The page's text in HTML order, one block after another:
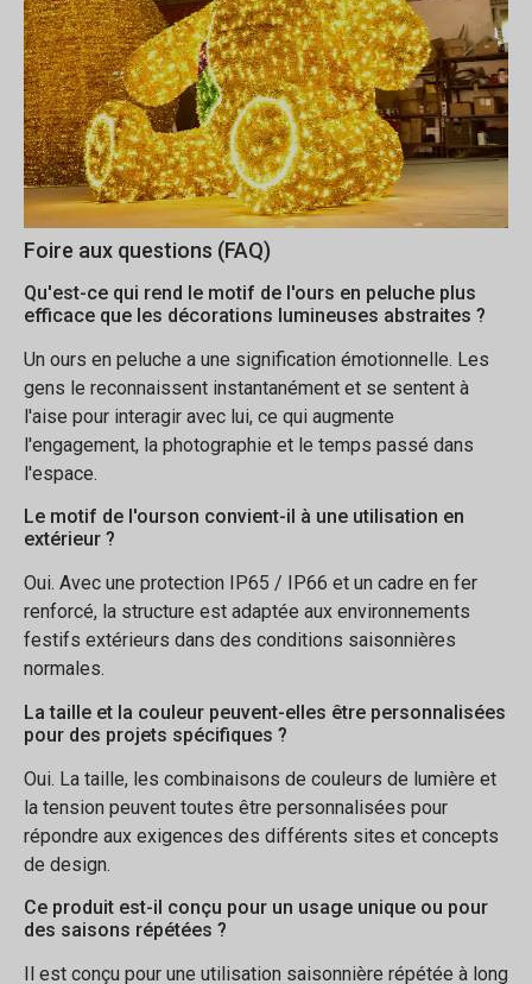
Foire aux questions (FAQ)
Qu'est-ce qui rend le motif de l'ours en peluche plus
efficace que les décorations lumineuses abstraites ?
Un ours en peluche a une signification émotionnelle. Les
gens le reconnaissent instantanément et se sentent à
l'aise pour interagir avec lui, ce qui augmente
l'engagement, la photographie et le temps passé dans
l'espace.
Le motif de l'ourson convient-il à une utilisation en
extérieur ?
Oui. Avec une protection IP65 / IP66 et un cadre en fer
renforcé, la structure est adaptée aux environnements
festifs extérieurs dans des conditions saisonnières
normales.
La taille et la couleur peuvent-elles être personnalisées
pour des projets spécifiques ?
Oui. La taille, les combinaisons de couleurs de lumière et
la tension peuvent toutes être personnalisées pour
répondre aux exigences des différents sites et concepts
de design.
Ce produit est-il conçu pour un usage unique ou pour
des saisons répétées ?
Il est conçu pour une utilisation saisonnière répétée à long